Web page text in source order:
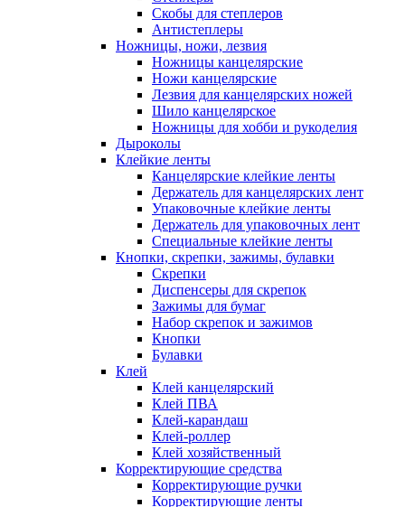
Скобы для степлеров
Антистеплеры
Ножницы, ножи, лезвия
Ножницы канцелярские
Ножи канцелярские
Лезвия для канцелярских ножей
Шило канцелярское
Ножницы для хобби и рукоделия
Дыроколы
Клейкие ленты
Канцелярские клейкие ленты
Держатель для канцелярских лент
Упаковочные клейкие ленты
Держатель для упаковочных лент
Специальные клейкие ленты
Кнопки, скрепки, зажимы, булавки
Скрепки
Диспенсеры для скрепок
Зажимы для бумаг
Набор скрепок и зажимов
Кнопки
Булавки
Клей
Клей канцелярский
Клей ПВА
Клей-карандаш
Клей-роллер
Клей хозяйственный
Корректирующие средства
Корректирующие ручки
Корректирующие ленты